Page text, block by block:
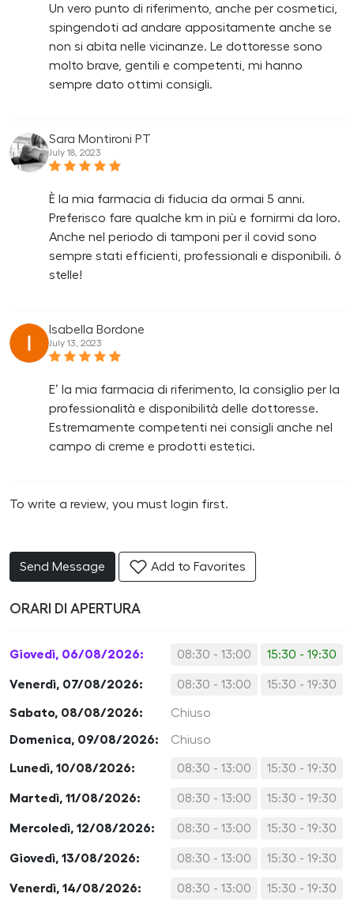
Un vero punto di riferimento, anche per cosmetici,
spingendoti ad andare appositamente anche se
non si abita nelle vicinanze. Le dottoresse sono
molto brave, gentili e competenti, mi hanno
sempre dato ottimi consigli.
Sara Montironi PT
July 18, 2023
È la mia farmacia di fiducia da ormai 5 anni.
Preferisco fare qualche km in più e fornirmi da loro.
Anche nel periodo di tamponi per il covid sono
sempre stati efficienti, professionali e disponibili. 6
stelle!
Isabella Bordone
July 13, 2023
E’ la mia farmacia di riferimento, la consiglio per la
professionalità e disponibilità delle dottoresse.
Estremamente competenti nei consigli anche nel
campo di creme e prodotti estetici.
To write a review, you must login first.
Send Message Add to Favorites
ORARI DI APERTURA
Giovedì, 06/08/2026: 08:30 - 13:00 15:30 - 19:30
Venerdì, 07/08/2026: 08:30 - 13:00 15:30 - 19:30
Sabato, 08/08/2026: Chiuso
Domenica, 09/08/2026: Chiuso
Lunedì, 10/08/2026: 08:30 - 13:00 15:30 - 19:30
Martedì, 11/08/2026: 08:30 - 13:00 15:30 - 19:30
Mercoledì, 12/08/2026: 08:30 - 13:00 15:30 - 19:30
Giovedì, 13/08/2026: 08:30 - 13:00 15:30 - 19:30
Venerdì, 14/08/2026: 08:30 - 13:00 15:30 - 19:30